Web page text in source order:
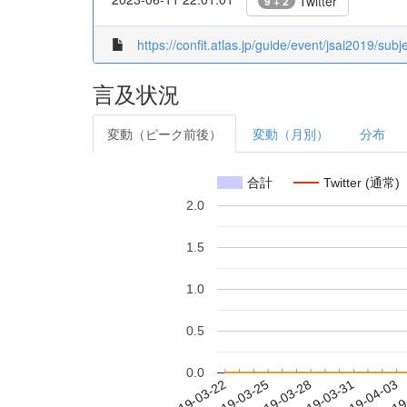
https://confit.atlas.jp/guide/event/jsai2019/
言及状況
変動（ピーク前後） 変動（月別） 分布
合計 Twitter (通常)
0.0
0.5
1.0
1.5
2.0